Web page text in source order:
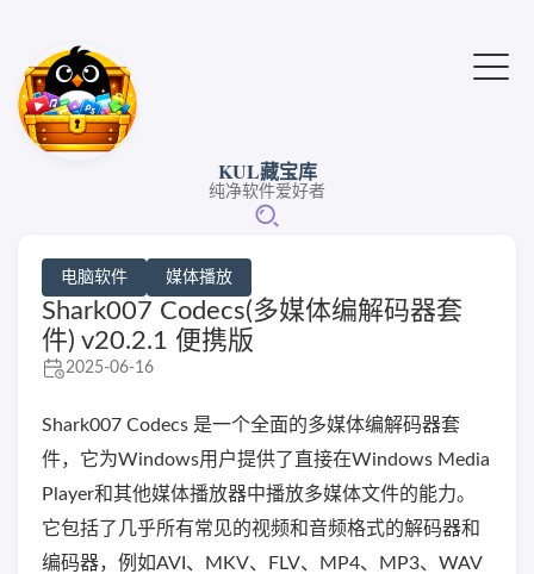
KUL藏宝库
纯净软件爱好者
电脑软件 媒体播放
Shark007 Codecs(多媒体编解码器套
件) v20.2.1 便携版
2025-06-16
Shark007 Codecs 是一个全面的多媒体编解码器套
件，它为Windows用户提供了直接在Windows Media
Player和其他媒体播放器中播放多媒体文件的能力。
它包括了几乎所有常见的视频和音频格式的解码器和
编码器，例如AVI、MKV、FLV、MP4、MP3、WAV